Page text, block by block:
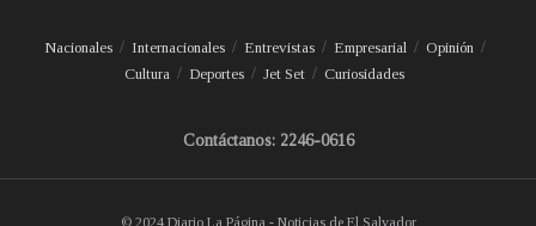
Nacionales Internacionales Entrevistas Empresarial
Opinión
Cultura
Deportes Jet Set Curiosidades
Contáctanos: 2246-0616
© 2024 Diario La Página - Noticias de El Salvador